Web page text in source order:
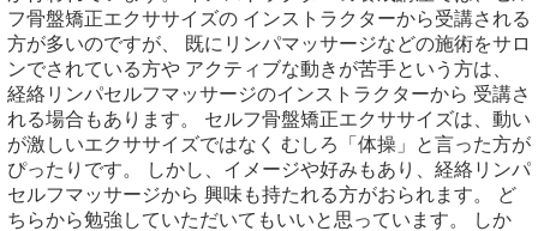
フ骨盤矯正エクササイズの インストラクターから受講される
方が多いのですが、 既にリンパマッサージなどの施術をサロ
ンでされている方や アクティブな動きが苦手という方は、
経絡リンパセルフマッサージのインストラクターから 受講さ
れる場合もあります。 セルフ骨盤矯正エクササイズは、動い
が激しいエクササイズではなく むしろ「体操」と言った方が
ぴったりです。 しかし、イメージや好みもあり、経絡リンパ
セルフマッサージから 興味も持たれる方がおられます。 ど
ちらから勉強していただいてもいいと思っています。 しか